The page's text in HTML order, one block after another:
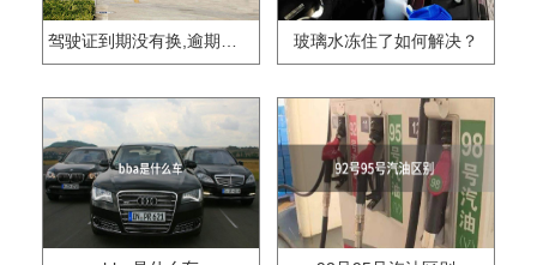
驾驶证到期没有换,逾期怎么办?? 玻璃水冻住了如何解决？